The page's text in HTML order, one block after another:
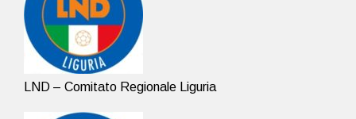
LND – Comitato Regionale Liguria